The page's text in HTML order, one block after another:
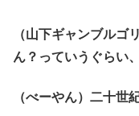
（山下ギャンブルゴ
ん？っていうぐらい
（べーやん）二十世